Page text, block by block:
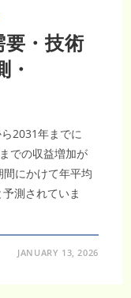
要・技術
2031年までに
での収益増加が
にかけて年平均
測されていま
JANUARY 13, 2026